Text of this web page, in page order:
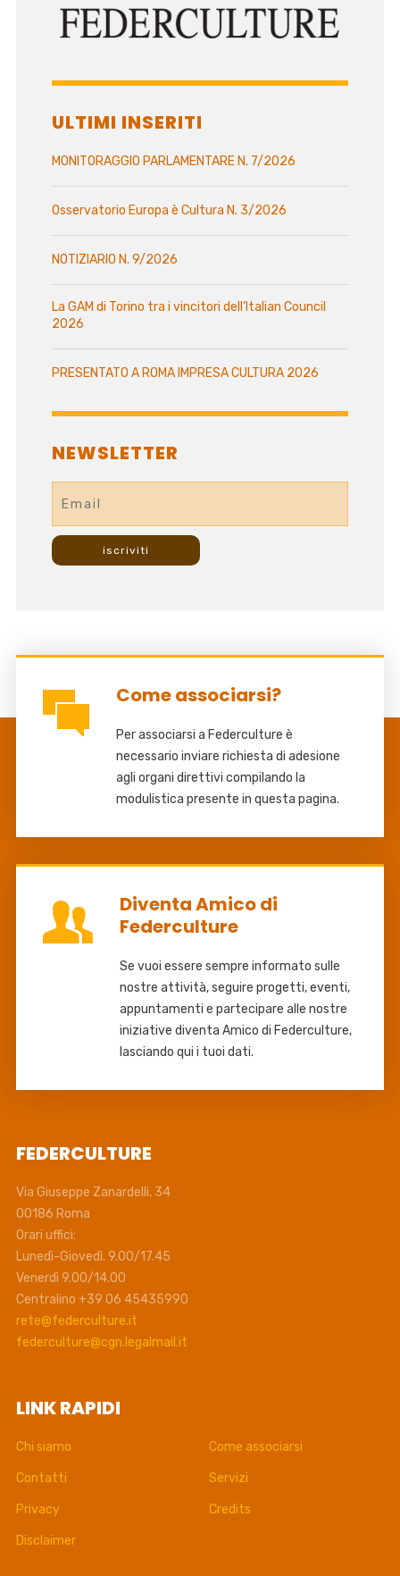
ULTIMI INSERITI
MONITORAGGIO PARLAMENTARE N. 7/2026
Osservatorio Europa è Cultura N. 3/2026
NOTIZIARIO N. 9/2026
La GAM di Torino tra i vincitori dell’Italian Council
2026
PRESENTATO A ROMA IMPRESA CULTURA 2026
NEWSLETTER
Come associarsi?
Per associarsi a Federculture è
necessario inviare richiesta di adesione
agli organi direttivi compilando la
modulistica presente in questa pagina.
Diventa Amico di
Federculture
Se vuoi essere sempre informato sulle
nostre attività, seguire progetti, eventi,
appuntamenti e partecipare alle nostre
iniziative diventa Amico di Federculture,
lasciando qui i tuoi dati.
FEDERCULTURE
Via Giuseppe Zanardelli, 34
00186 Roma
Orari uffici:
Lunedì-Giovedì. 9.00/17.45
Venerdì 9.00/14.00
Centralino +39 06 45435990
rete@federculture.it
federculture@cgn.legalmail.it
LINK RAPIDI
Chi siamo Come associarsi
Contatti Servizi
Privacy Credits
Disclaimer